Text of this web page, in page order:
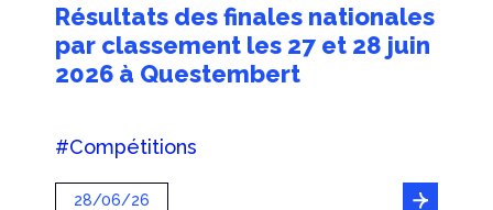
Résultats des finales nationales
par classement les 27 et 28 juin
2026 à Questembert
#Compétitions
28/06/26